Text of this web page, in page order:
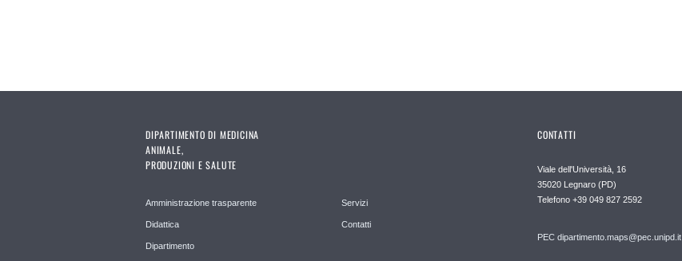
DIPARTIMENTO DI MEDICINA
ANIMALE,
PRODUZIONI E SALUTE
Amministrazione trasparente
Didattica
Dipartimento
Servizi
Contatti
CONTATTI
Viale dell'Università, 16
35020 Legnaro (PD)
Telefono +39 049 827 2592
PEC dipartimento.maps@pec.unipd.it